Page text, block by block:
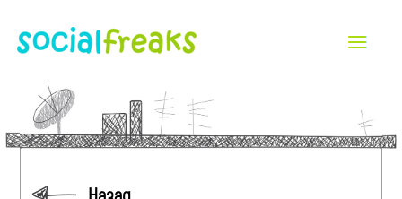
Назад